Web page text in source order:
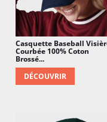
Casquette Baseball
Courbée 100% Coton
Brossé...
DÉCOUVRIR